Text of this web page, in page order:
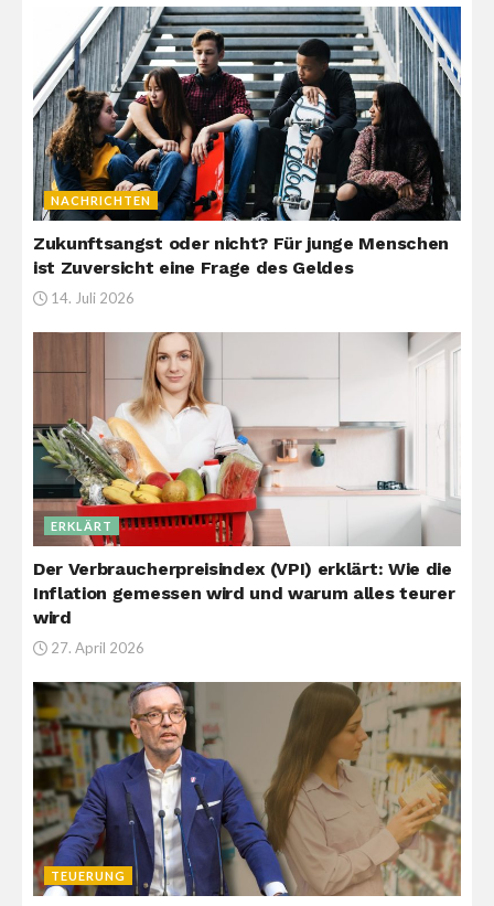
NACHRICHTEN
Zukunftsangst oder nicht? Für junge Menschen
ist Zuversicht eine Frage des Geldes
14. Juli 2026
ERKLÄRT
Der Verbraucherpreisindex (VPI) erklärt: Wie die
Inflation gemessen wird und warum alles teurer
wird
27. April 2026
TEUERUNG